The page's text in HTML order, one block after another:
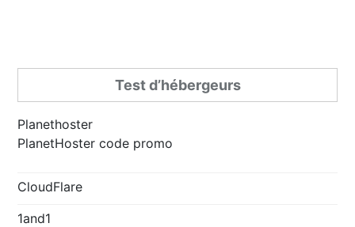
Test d’hébergeurs
Planethoster
PlanetHoster code promo
CloudFlare
1and1